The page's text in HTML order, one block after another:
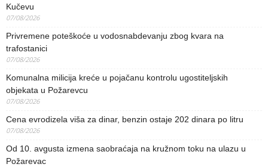
Kučevu
07/08/2026
Privremene poteškoće u vodosnabdevanju zbog kvara na
trafostanici
07/08/2026
Komunalna milicija kreće u pojačanu kontrolu ugostiteljskih
objekata u Požarevcu
07/08/2026
Cena evrodizela viša za dinar, benzin ostaje 202 dinara po litru
07/08/2026
Od 10. avgusta izmena saobraćaja na kružnom toku na ulazu u
Požarevac